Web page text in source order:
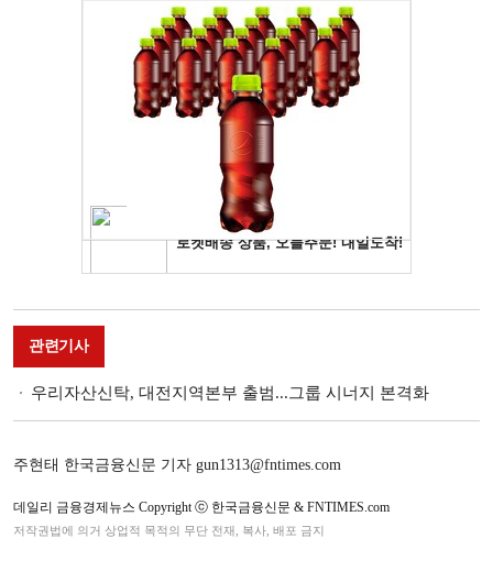
관련기사
우리자산신탁, 대전지역본부 출범...그룹 시너지 본격화
주현태 한국금융신문 기자 gun1313@fntimes.com
데일리 금융경제뉴스 Copyright ⓒ 한국금융신문 & FNTIMES.com
저작권법에 의거 상업적 목적의 무단 전재, 복사, 배포 금지